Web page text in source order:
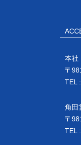
本社
〒
TEL
角田
〒
TEL